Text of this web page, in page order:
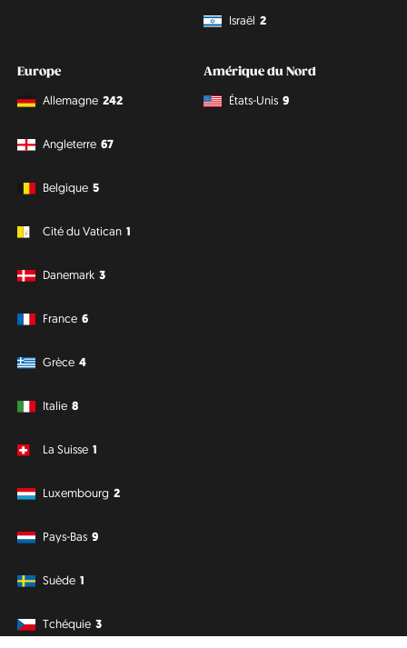
Israël 2
Europe
Allemagne 242
Angleterre 67
Belgique 5
Cité du Vatican 1
Danemark 3
France 6
Grèce 4
Italie 8
La Suisse 1
Luxembourg 2
Pays-Bas 9
Suède 1
Tchéquie 3
Amérique du Nord
États-Unis 9